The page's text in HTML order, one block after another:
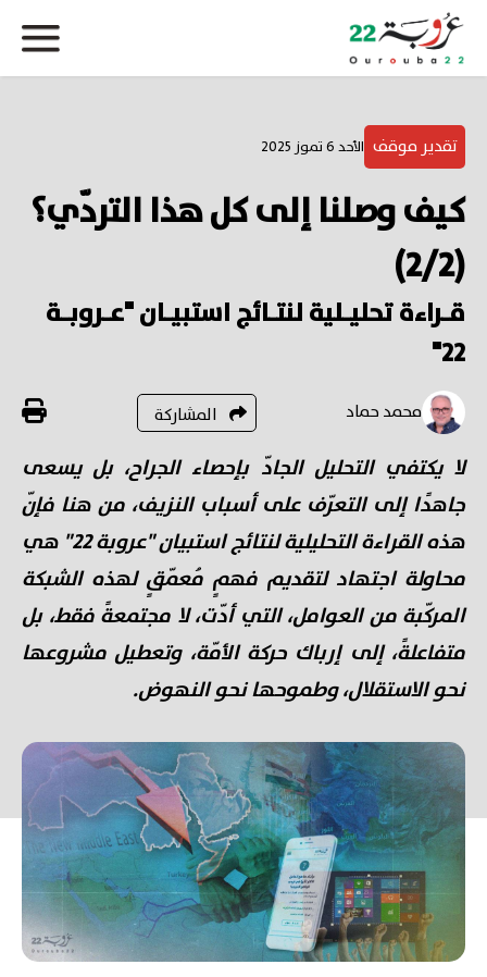
تقدير موقف الأحد 6 تموز 2025
كيف وصلنا إلى كل هذا التردّي؟
(2/2)
قـراءة تحليـلية لنتـائج استبيـان "عـروبـة
22"
محمد حماد المشاركة
لا يكتفي التحليل الجادّ بإحصاء الجراح، بل يسعى
جاهدًا إلى التعرّف على أسباب النزيف، من هنا فإنّ
هذه القراءة التحليلية لنتائج استبيان "عروبة 22" هي
محاولة اجتهاد لتقديم فهمٍ مُعمّقٍ لهذه الشبكة
المركّبة من العوامل، التي أدّت، لا مجتمعةً فقط، بل
متفاعلةً، إلى إرباك حركة الأمّة، وتعطيل مشروعها
نحو الاستقلال، وطموحها نحو النهوض.